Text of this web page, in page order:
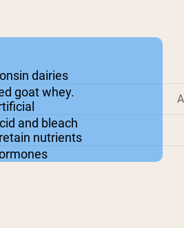
dairies
goat whey.
and bleach
nutrients